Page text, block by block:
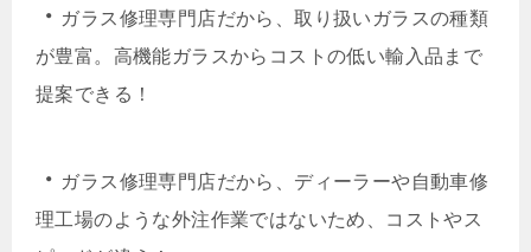
・ ガラス修理専門店だから、取り扱いガラスの種類
が豊富。高機能ガラスからコストの低い輸入品まで
提案できる！
・ ガラス修理専門店だから、ディーラーや自動車修
理工場のような外注作業ではないため、コストやス